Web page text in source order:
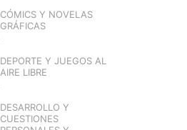
CÓMICS Y NOVELAS
GRÁFICAS
DEPORTE Y JUEGOS AL
AIRE LIBRE
DESARROLLO Y
CUESTIONES